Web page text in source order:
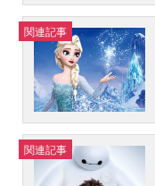
関連記事
関連記事